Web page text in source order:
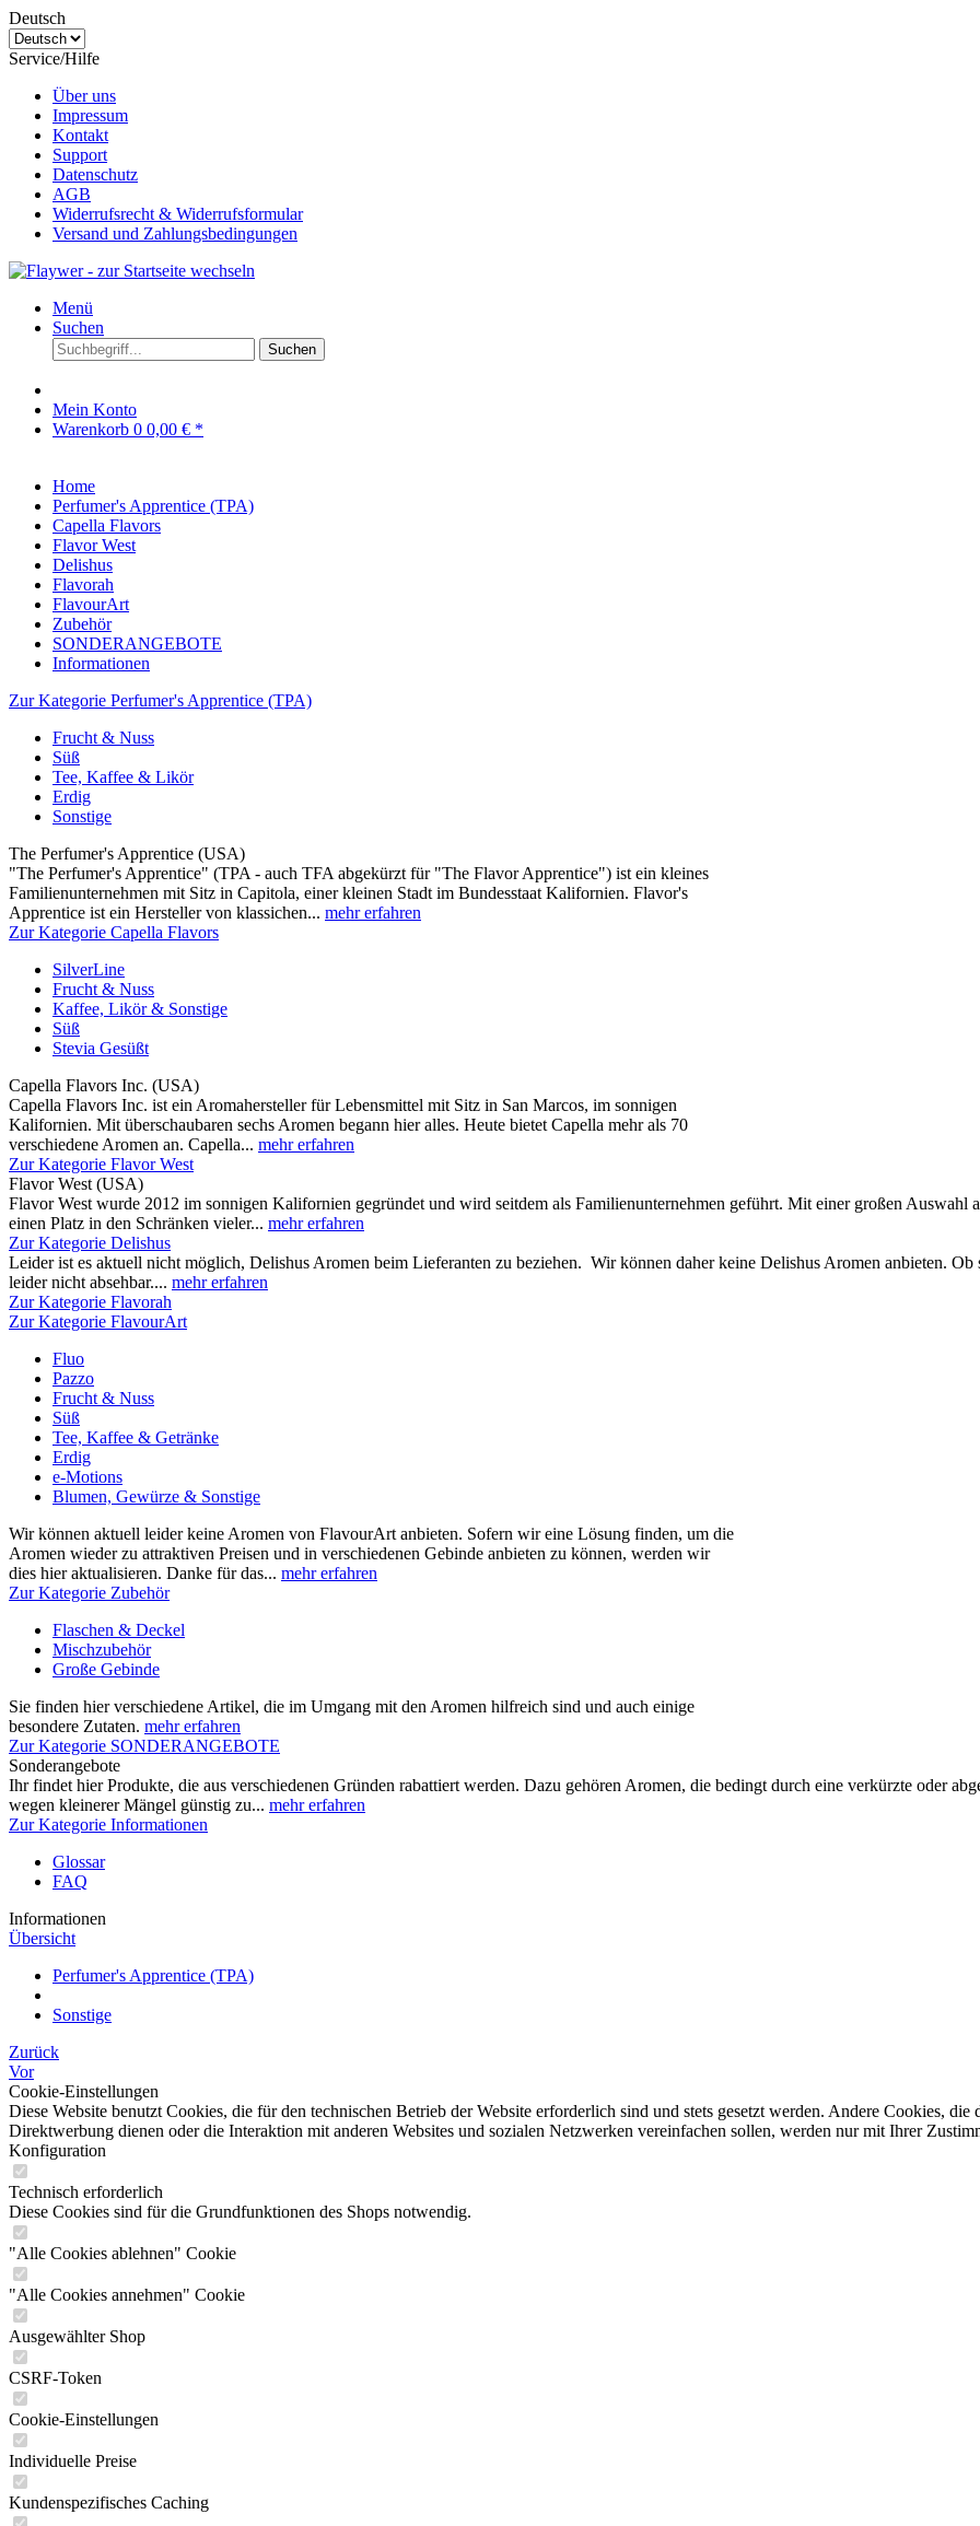
Deutsch
Service/Hilfe
Über uns
Impressum
Kontakt
Support
Datenschutz
AGB
Widerrufsrecht & Widerrufsformular
Versand und Zahlungsbedingungen
Menü
Suchen
Suchen
Mein Konto
Warenkorb 0 0,00 € *
Home
Perfumer's Apprentice (TPA)
Capella Flavors
Flavor West
Delishus
Flavorah
FlavourArt
Zubehör
SONDERANGEBOTE
Informationen
Zur Kategorie Perfumer's Apprentice (TPA)
Frucht & Nuss
Süß
Tee, Kaffee & Likör
Erdig
Sonstige
The Perfumer's Apprentice (USA)
"The Perfumer's Apprentice" (TPA - auch TFA abgekürzt für "The Flavor Apprentice") ist ein kleines
Familienunternehmen mit Sitz in Capitola, einer kleinen Stadt im Bundesstaat Kalifornien. Flavor's
Apprentice ist ein Hersteller von klassichen... mehr erfahren
Zur Kategorie Capella Flavors
SilverLine
Frucht & Nuss
Kaffee, Likör & Sonstige
Süß
Stevia Gesüßt
Capella Flavors Inc. (USA)
Capella Flavors Inc. ist ein Aromahersteller für Lebensmittel mit Sitz in San Marcos, im sonnigen
Kalifornien. Mit überschaubaren sechs Aromen begann hier alles. Heute bietet Capella mehr als 70
verschiedene Aromen an. Capella... mehr erfahren
Zur Kategorie Flavor West
Flavor West (USA)
Flavor West wurde 2012 im sonnigen Kalifornien gegründet und wird seitdem als Familienunternehmen geführt. Mit einer großen Auswahl
einen Platz in den Schränken vieler... mehr erfahren
Zur Kategorie Delishus
Leider ist es aktuell nicht möglich, Delishus Aromen beim Lieferanten zu beziehen. Wir können daher keine Delishus Aromen anbieten.
leider nicht absehbar.... mehr erfahren
Zur Kategorie Flavorah
Zur Kategorie FlavourArt
Fluo
Pazzo
Frucht & Nuss
Süß
Tee, Kaffee & Getränke
Erdig
e-Motions
Blumen, Gewürze & Sonstige
Wir können aktuell leider keine Aromen von FlavourArt anbieten. Sofern wir eine Lösung finden, um die
Aromen wieder zu attraktiven Preisen und in verschiedenen Gebinde anbieten zu können, werden wir
dies hier aktualisieren. Danke für das... mehr erfahren
Zur Kategorie Zubehör
Flaschen & Deckel
Mischzubehör
Große Gebinde
Sie finden hier verschiedene Artikel, die im Umgang mit den Aromen hilfreich sind und auch einige
besondere Zutaten. mehr erfahren
Zur Kategorie SONDERANGEBOTE
Sonderangebote
Ihr findet hier Produkte, die aus verschiedenen Gründen rabattiert werden. Dazu gehören Aromen, die bedingt durch eine verkürzte oder
wegen kleinerer Mängel günstig zu... mehr erfahren
Zur Kategorie Informationen
Glossar
FAQ
Informationen
Übersicht
Perfumer's Apprentice (TPA)
Sonstige
Zurück
Vor
Cookie-Einstellungen
Diese Website benutzt Cookies, die für den technischen Betrieb der Website erforderlich sind und stets gesetzt werden. Andere Cookies,
Direktwerbung dienen oder die Interaktion mit anderen Websites und sozialen Netzwerken vereinfachen sollen, werden nur mit Ihrer
Konfiguration
Technisch erforderlich
Diese Cookies sind für die Grundfunktionen des Shops notwendig.
"Alle Cookies ablehnen" Cookie
"Alle Cookies annehmen" Cookie
Ausgewählter Shop
CSRF-Token
Cookie-Einstellungen
Individuelle Preise
Kundenspezifisches Caching